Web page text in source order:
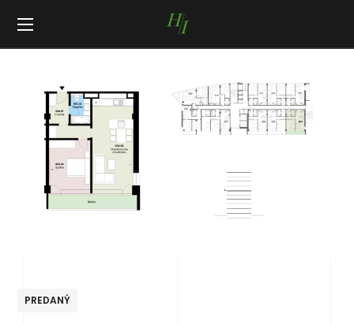
PREDANÝ